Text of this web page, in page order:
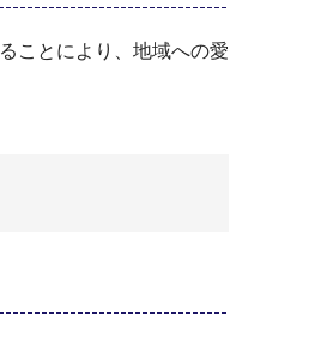
ことにより、地域への愛